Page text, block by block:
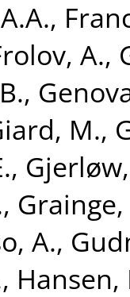
,
A.,
,
M.,
,
, Grainge,
A.,
, Hansen,